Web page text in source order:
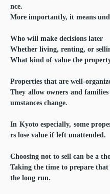
nce.
More importantly, it means
Who will make decisions later
Whether living, renting, or
What kind of value the
Properties that are well-
They allow owners and
umstances change.
In Kyoto especially, some
rs lose value if left unattended.
Choosing not to sell can be a
Taking the time to prepare
the long run.